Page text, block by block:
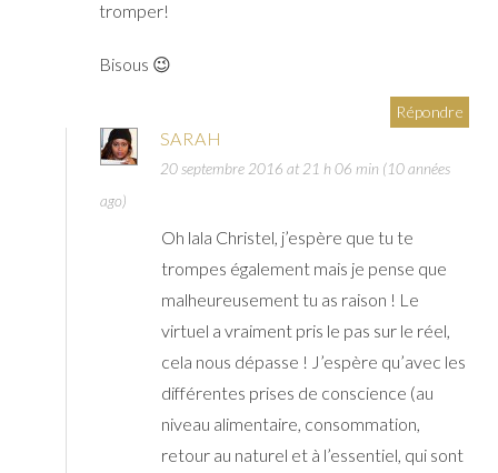
tromper!
Bisous 😉
Répondre
SARAH
20 septembre 2016 at 21 h 06 min (10 années
ago)
Oh lala Christel, j’espère que tu te
trompes également mais je pense que
malheureusement tu as raison ! Le
virtuel a vraiment pris le pas sur le réel,
cela nous dépasse ! J’espère qu’avec les
différentes prises de conscience (au
niveau alimentaire, consommation,
retour au naturel et à l’essentiel, qui sont